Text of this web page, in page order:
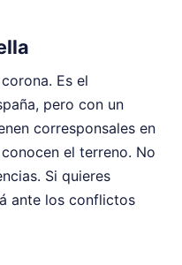
Es el
pero con un
corresponsales en
el terreno. No
Si quieres
ante los conflictos